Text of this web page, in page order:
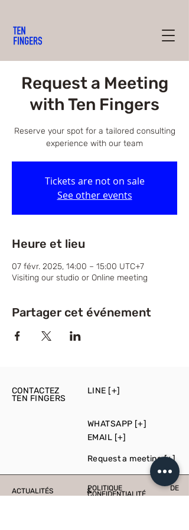
Request a Meeting
with Ten Fingers
Reserve your spot for a tailored consulting
experience with our team
Tickets are not on sale
See other events
Heure et lieu
07 févr. 2025, 14:00 – 15:00 UTC+7
Visiting our studio or Online meeting
Partager cet événement
CONTACTEZ
TEN FINGERS
LINE [+]
WHATSAPP [+]
EMAIL [+]
Request a meeting [+]
ACTUALITÉS &POLITIQUE DE
CONFIDENTIALITÉ